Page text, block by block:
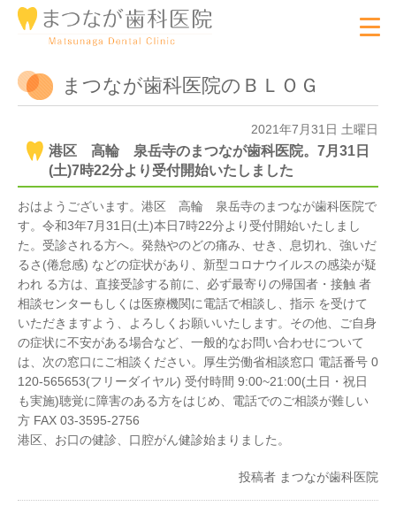
まつなが歯科医院のＢＬＯＧ
2021年7月31日 土曜日
港区 高輪 泉岳寺のまつなが歯科医院。7月31日
(土)7時22分より受付開始いたしました
おはようございます。港区 高輪 泉岳寺のまつなが歯科医院で
す。令和3年7月31日(土)本日7時22分より受付開始いたしまし
た。受診される方へ。発熱やのどの痛み、せき、息切れ、強いだ
るさ(倦怠感) などの症状があり、新型コロナウイルスの感染が疑
われ る方は、直接受診する前に、必ず最寄りの帰国者・接触 者
相談センターもしくは医療機関に電話で相談し、指示 を受けて
いただきますよう、よろしくお願いいたします。その他、ご自身
の症状に不安がある場合など、一般的なお問い合わせについて
は、次の窓口にご相談ください。厚生労働省相談窓口 電話番号 0
120-565653(フリーダイヤル) 受付時間 9:00~21:00(土日・祝日
も実施)聴覚に障害のある方をはじめ、電話でのご相談が難しい
方 FAX 03-3595-2756
港区、お口の健診、口腔がん健診始まりました。
投稿者 まつなが歯科医院